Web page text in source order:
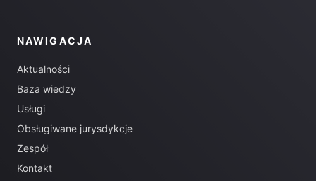
NAWIGACJA
Aktualności
Baza wiedzy
Usługi
Obsługiwane jurysdykcje
Zespół
Kontakt